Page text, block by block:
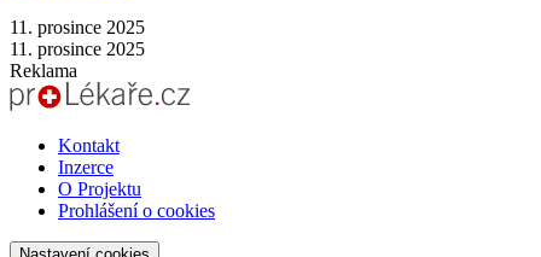
11. prosince 2025
11. prosince 2025
Reklama
Kontakt
Inzerce
O Projektu
Prohlášení o cookies